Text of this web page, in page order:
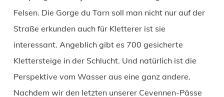
Felsen. Die Gorge du Tarn soll man nicht nur auf der
Straße erkunden auch für Kletterer ist sie
interessant. Angeblich gibt es 700 gesicherte
Klettersteige in der Schlucht. Und natürlich ist die
Perspektive vom Wasser aus eine ganz andere.
Nachdem wir den letzten unserer Cevennen-Pässe